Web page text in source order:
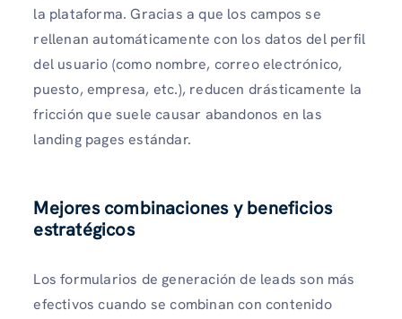
la plataforma. Gracias a que los campos se
rellenan automáticamente con los datos del perfil
del usuario (como nombre, correo electrónico,
puesto, empresa, etc.), reducen drásticamente la
fricción que suele causar abandonos en las
landing pages estándar.
Mejores combinaciones y beneficios
estratégicos
Los formularios de generación de leads son más
efectivos cuando se combinan con contenido